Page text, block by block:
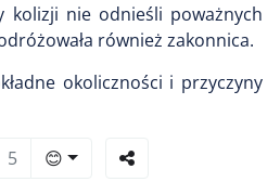
kolizji nie odnieśli poważnych
również zakonnica.
okoliczności i przyczyny
5 😊